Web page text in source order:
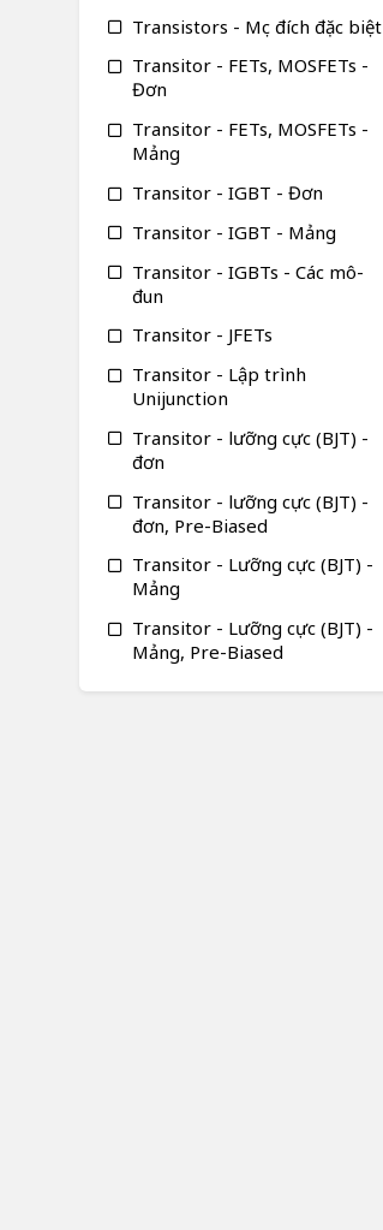
Transistors - Mục đích đặc biệt
Transitor - FETs, MOSFETs -
Đơn
Transitor - FETs, MOSFETs -
Mảng
Transitor - IGBT - Đơn
Transitor - IGBT - Mảng
Transitor - IGBTs - Các mô-
đun
Transitor - JFETs
Transitor - Lập trình
Unijunction
Transitor - lưỡng cực (BJT) -
đơn
Transitor - lưỡng cực (BJT) -
đơn, Pre-Biased
Transitor - Lưỡng cực (BJT) -
Mảng
Transitor - Lưỡng cực (BJT) -
Mảng, Pre-Biased